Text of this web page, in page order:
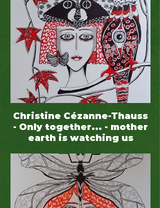
Christine Cézanne-Thauss
- Only together... - mother
earth is watching us